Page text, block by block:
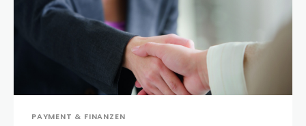
PAYMENT & FINANZEN